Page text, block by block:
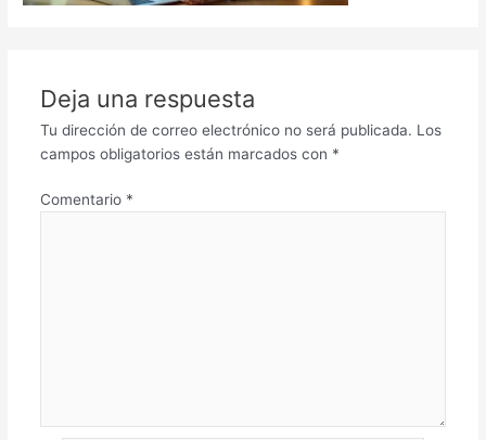
Deja una respuesta
Tu dirección de correo electrónico no será publicada. Los
campos obligatorios están marcados con *
Comentario *